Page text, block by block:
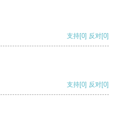
支持[0] 反对[0]
支持[0] 反对[0]